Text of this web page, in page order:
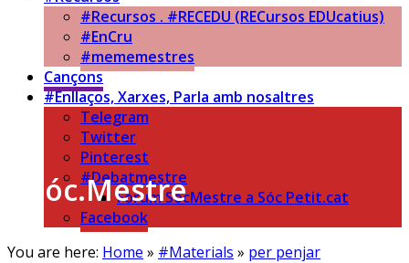
Sóc.Mestre
Aprenent a aprendre…
#Recursos . #RECEDU (RECursos EDUcatius)
#EnCru
#mememestres
Cançons
#Enllaços, Xarxes, Parla amb nosaltres
Telegram
Twitter
Pinterest
#Debatmestre
Fòrum SócMestre a Sóc Petit.cat
Facebook
You are here: Home » #Materials » per penjar